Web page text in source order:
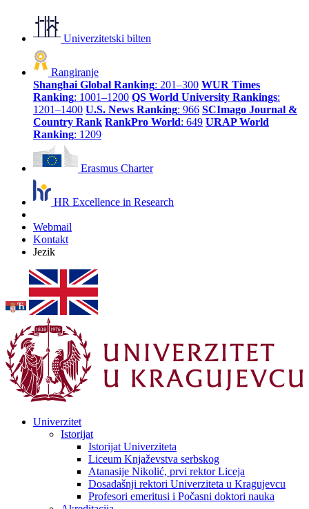
Univerzitetski bilten
Rangiranje
Shanghai Global Ranking: 201–300 WUR Times
Ranking: 1001–1200 QS World University Rankings:
1201–1400 U.S. News Ranking: 966 SCImago Journal &
Country Rank RankPro World: 649 URAP World
Ranking: 1209
Erasmus Charter
HR Excellence in Research
Webmail
Kontakt
Jezik
Univerzitet
Istorijat
Istorijat Univerziteta
Liceum Knjaževstva serbskog
Atanasije Nikolić, prvi rektor Liceja
Dosadašnji rektori Univerziteta u Kragujevcu
Profesori emeritusi i Počasni doktori nauka